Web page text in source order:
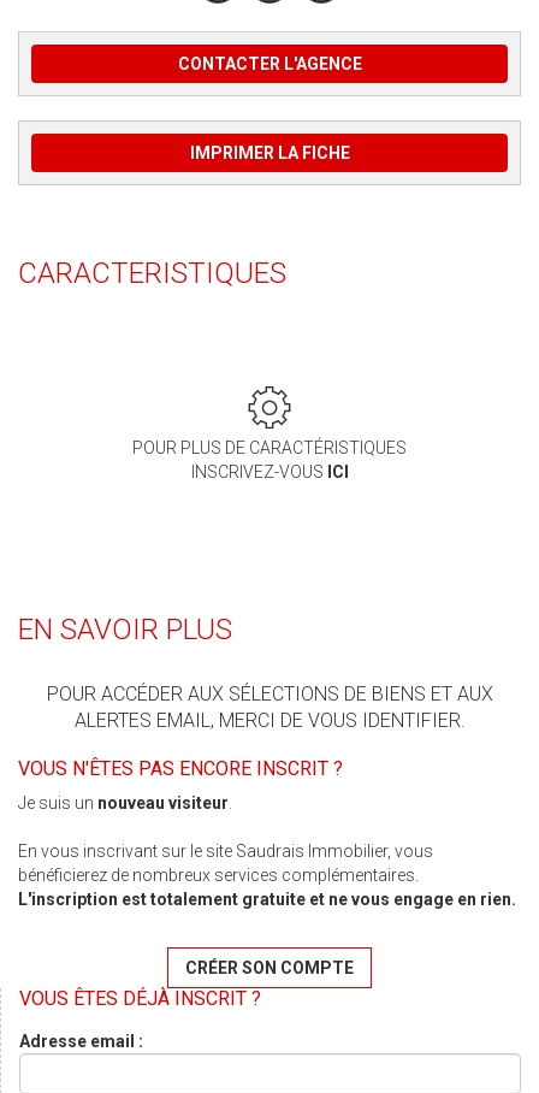
CONTACTER L'AGENCE
IMPRIMER LA FICHE
CARACTERISTIQUES
POUR PLUS DE CARACTÉRISTIQUES
INSCRIVEZ-VOUS ICI
EN SAVOIR PLUS
POUR ACCÉDER AUX SÉLECTIONS DE BIENS ET AUX
ALERTES EMAIL, MERCI DE VOUS IDENTIFIER.
VOUS N'ÊTES PAS ENCORE INSCRIT ?
Je suis un nouveau visiteur
En vous inscrivant sur le site Saudrais Immobilier, vous
bénéficierez de nombreux services complémentaires.
L'inscription est totalement gratuite et ne vous engage en rien.
CRÉER SON COMPTE
VOUS ÊTES DÉJÀ INSCRIT ?
Adresse email :